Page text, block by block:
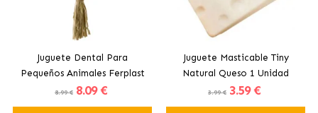
Juguete Dental Para
Pequeños Animales Ferplast
8.99 € 8.09 €
Juguete Masticable Tiny
Natural Queso 1 Unidad
Ferplast
3.99 € 3.59 €